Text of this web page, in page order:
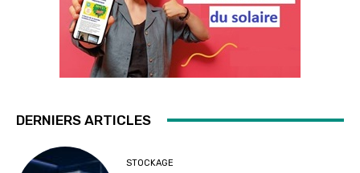
DERNIERS ARTICLES
STOCKAGE